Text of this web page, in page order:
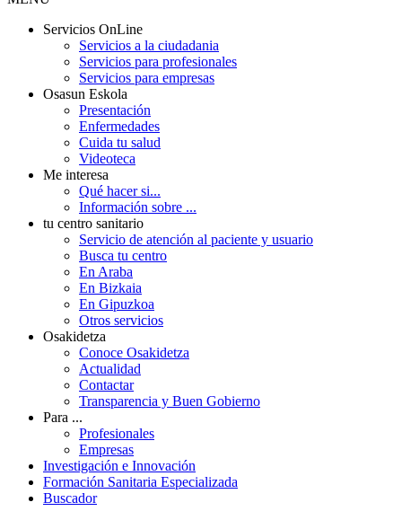
Servicios OnLine
Servicios a la ciudadania
Servicios para profesionales
Servicios para empresas
Osasun Eskola
Presentación
Enfermedades
Cuida tu salud
Videoteca
Me interesa
Qué hacer si...
Información sobre ...
tu centro sanitario
Servicio de atención al paciente y usuario
Busca tu centro
En Araba
En Bizkaia
En Gipuzkoa
Otros servicios
Osakidetza
Conoce Osakidetza
Actualidad
Contactar
Transparencia y Buen Gobierno
Para ...
Profesionales
Empresas
Investigación e Innovación
Formación Sanitaria Especializada
Buscador